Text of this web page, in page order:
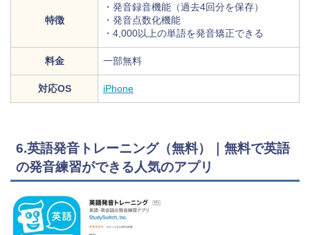
特徴
・発音録音機能（過去4回分を保存）
・発音点数化機能
・4,000以上の単語を発音矯正できる
料金 一部無料
対応OS iPhone
6.英語発音トレーニング（無料）｜無料で英語
の発音練習ができる人気のアプリ